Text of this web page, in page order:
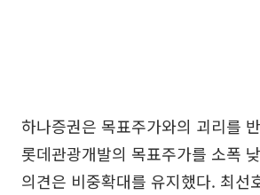
하나증권은 목표주가와의 괴리를
롯데관광개발의 목표주가를 소폭
의견은 비중확대를 유지했다. 최선